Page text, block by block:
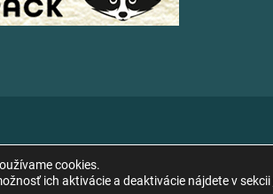
cookies.
ich aktivácie a deaktivácie nájdete v sekcii